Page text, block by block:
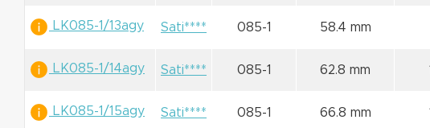
LK085-1/13agy Sati**** 085-1 58.4 mm
LK085-1/14agy Sati**** 085-1 62.8 mm
LK085-1/15agy Sati**** 085-1 66.8 mm